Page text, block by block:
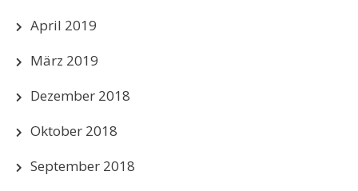
April 2019
März 2019
Dezember 2018
Oktober 2018
September 2018